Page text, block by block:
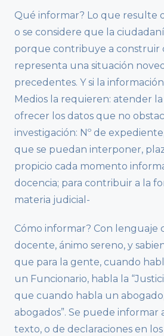
Qué informar? Lo que resulte
o se considere que la
porque contribuye a construir
representa una situación
precedentes. Y si la
Medios la requieren: atender
ofrecer los datos que no
investigación: Nº de
que se puedan interponer,
propicio cada momento
docencia; para contribuir a la
materia judicial-
Cómo informar? Con lenguaje
docente, ánimo sereno, y
que para la gente, cuando
un Funcionario, habla la
que cuando habla un
abogados”. Se puede informar
texto, o de declaraciones en los